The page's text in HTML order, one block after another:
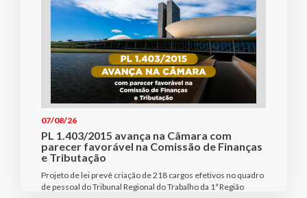
07/08/26
PL 1.403/2015 avança na Câmara com
parecer favorável na Comissão de Finanças
e Tributação
Projeto de lei prevê criação de 218 cargos efetivos no quadro
de pessoal do Tribunal Regional do Trabalho da 1ª Região